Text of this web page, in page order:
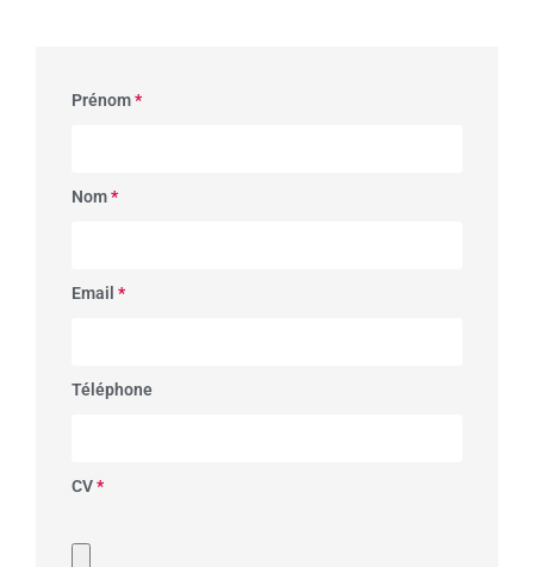
Prénom*
Nom*
Email *
Téléphone
CV*